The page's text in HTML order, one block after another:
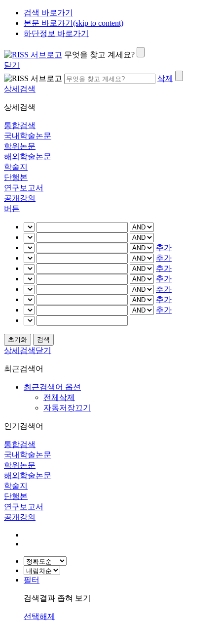
검색 바로가기
본문 바로가기(skip to content)
하단정보 바로가기
무엇을 찾고 계세요?
닫기
삭제
상세검색
상세검색
통합검색
국내학술논문
학위논문
해외학술논문
학술지
단행본
연구보고서
공개강의
버튼
추가
추가
추가
추가
추가
추가
추가
상세검색닫기
최근검색어
최근검색어 옵션
전체삭제
자동저장끄기
인기검색어
통합검색
국내학술논문
학위논문
해외학술논문
학술지
단행본
연구보고서
공개강의
필터
검색결과 좁혀 보기
선택해제